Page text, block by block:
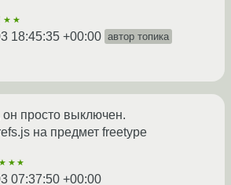
★★
18:45:35 +00:00 автор топика
просто выключен.
на предмет freetype
07:37:50 +00:00